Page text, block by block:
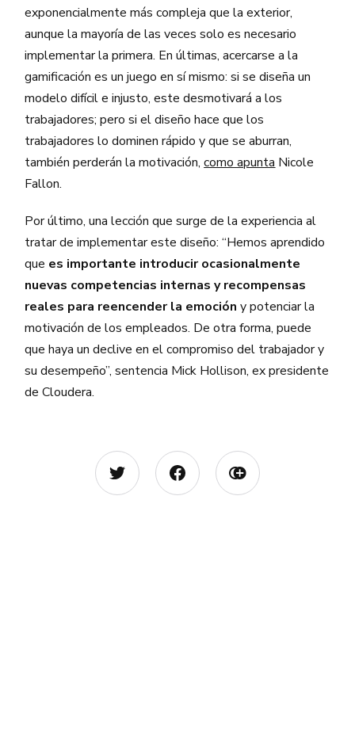
exponencialmente más compleja que la exterior,
aunque la mayoría de las veces solo es necesario
implementar la primera. En últimas, acercarse a la
gamificación es un juego en sí mismo: si se diseña un
modelo difícil e injusto, este desmotivará a los
trabajadores; pero si el diseño hace que los
trabajadores lo dominen rápido y que se aburran,
también perderán la motivación,como apunta Nicole
Fallon.
Por último, una lección que surge de la experiencia al
tratar de implementar este diseño: “Hemos aprendido
que es importante introducir ocasionalmente
nuevas competencias internas y recompensas
reales para reencender la emoción y potenciar la
motivación de los empleados. De otra forma, puede
que haya un declive en el compromiso del trabajador y
su desempeño”, sentencia Mick Hollison, ex presidente
de Cloudera.